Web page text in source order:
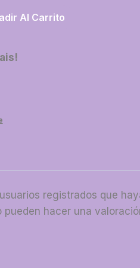
Al Carrito
registrados que
pueden hacer una